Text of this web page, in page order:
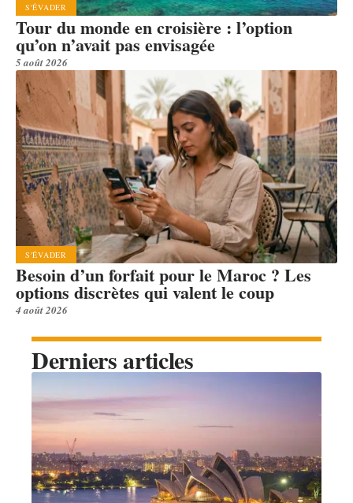
S'ÉVADER
Tour du monde en croisière : l’option
qu’on n’avait pas envisagée
5 août 2026
S'ÉVADER
Besoin d’un forfait pour le Maroc ? Les
options discrètes qui valent le coup
4 août 2026
Derniers articles